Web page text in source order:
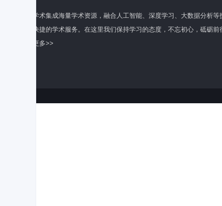
百度学术集成海量学术资源，融合人工智能、深度学习、大数据分析
全面快捷的学术服务。在这里我们保持学习的态度，不忘初心，砥砺前
了解更多>>